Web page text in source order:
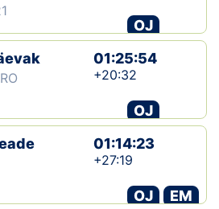
OJ
01:25:54
+20:32
OJ
01:14:23
+27:19
OJ
EM